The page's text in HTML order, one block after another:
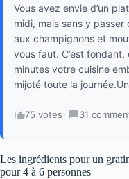
Vous avez envie d’un
midi, mais sans y passer
aux champignons et
vous faut. C’est
minutes votre cuisine
mijoté toute la
75 votes · 31
Les ingrédients pour un
pour 4 à 6 personnes